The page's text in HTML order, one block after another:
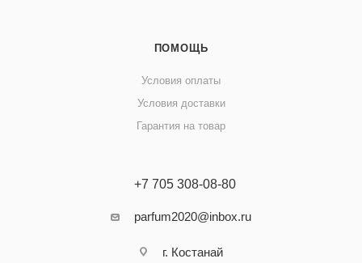
ПОМОЩЬ
Условия оплаты
Условия доставки
Гарантия на товар
+7 705 308-08-80
parfum2020@inbox.ru
г. Костанай